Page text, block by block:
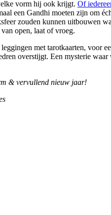
vorm hij ook krijgt. Of
een Gandhi moeten zijn om
zouden kunnen uitbouwen
open, laat of vroeg.
met tarotkaarten, voor
overstijgt. Een mysterie
& vervullend nieuw jaar!